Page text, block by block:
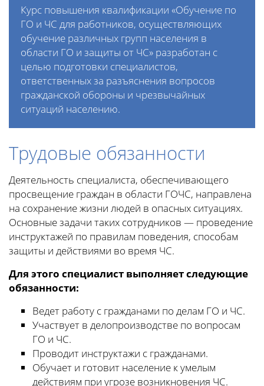
Курс повышения квалификации «Обучение по
ГО и ЧС для работников, осуществляющих
обучение различных групп населения в
области ГО и защиты от ЧС» разработан с
целью подготовки специалистов,
ответственных за разъяснения вопросов
гражданской обороны и чрезвычайных
ситуаций населению.
Трудовые обязанности
Деятельность специалиста, обеспечивающего
просвещение граждан в области ГОЧС, направлена
на сохранение жизни людей в опасных ситуациях.
Основные задачи таких сотрудников — проведение
инструктажей по правилам поведения, способам
защиты и действиями во время ЧС.
Для этого специалист выполняет следующие
обязанности:
Ведет работу с гражданами по делам ГО и ЧС.
Участвует в делопроизводстве по вопросам
ГО и ЧС.
Проводит инструктажи с гражданами.
Обучает и готовит население к умелым
действиям при угрозе возникновения ЧС.